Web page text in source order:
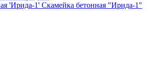
Скамейка бетонная "Ирида-1"